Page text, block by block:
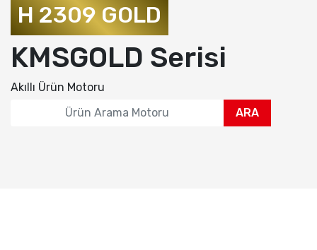
H 2309 GOLD
KMSGOLD Serisi
Akıllı Ürün Motoru
ARA